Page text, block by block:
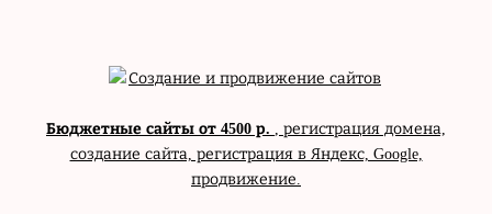
Бюджетные сайты от 4500 р. , регистрация домена,
создание сайта, регистрация в Яндекс, Google,
продвижение.